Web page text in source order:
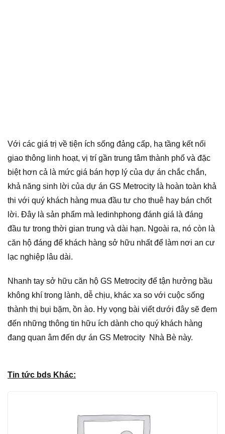
Với các giá trị về tiện ích sống đảng cấp, hạ tầng kết nối
giao thông linh hoạt, vị trí gần trung tâm thành phố và đặc
biệt hơn cả là mức giá bán hợp lý của dự án chắc chắn,
khả năng sinh lời của dự án GS Metrocity là hoàn toàn khả
thi với quý khách hàng mua đầu tư cho thuê hay bán chốt
lời. Đây là sản phẩm mà ledinhphong đánh giá là đáng
đầu tư trong thời gian trung và dài hạn. Ngoài ra, nó còn là
căn hộ đáng để khách hàng sở hữu nhất để làm nơi an cư
lạc nghiệp lâu dài.
Nhanh tay sở hữu căn hộ GS Metrocity để tận hưởng bầu
không khí trong lành, dễ chịu, khác xa so với cuộc sống
thành thị bụi bặm, ồn ào. Hy vọng bài viết dưới đây sẽ đem
đến những thông tin hữu ích dành cho quý khách hàng
đang quan âm đến dự án GS Metrocity Nhà Bè này.
Tin tức bds Khác: